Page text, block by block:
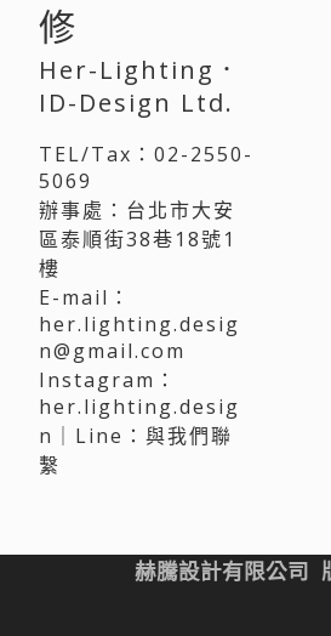
修
Her-Lighting．
ID-Design Ltd.
TEL/Tax：02-2550-
5069
辦事處： 台北市大安
區泰順街38巷18號1
樓
E-mail：
her.lighting.desig
n@gmail.com
Instagram：
her.lighting.desig
n
｜Line： 與我們聯
繫
赫騰設計有限公司